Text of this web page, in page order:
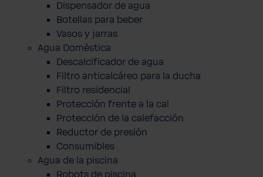
Dispensador de agua
Botellas para beber
Vasos y jarras
Agua Doméstica
Descalcificador de agua
Filtro anticalcáreo para la ducha
Filtro residencial
Protección frente a la cal
Protección de la calefacción
Reductor de presión
Consumibles
Agua de la piscina
Robots de piscina